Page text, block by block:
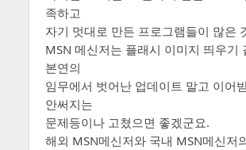
족하고
자기 멋대로 만든 프로그램들이 많은
MSN 메신저는 플래시 이미지 띄우기
본연의
임무에서 벗어난 업데이트 말고 이어
안써지는
문제등이나 고쳤으면 좋겠군요.
해외 MSN메신저와 국내 MSN메신저